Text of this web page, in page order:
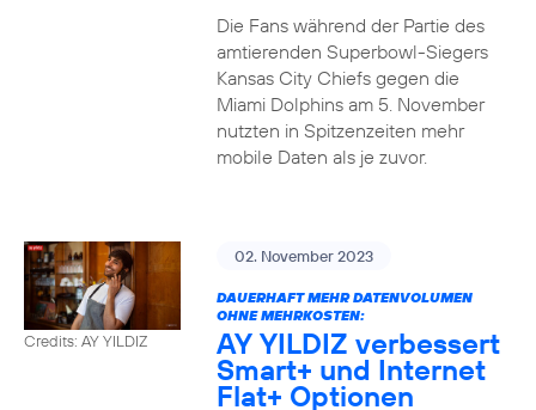
Die Fans während der Partie des
amtierenden Superbowl-Siegers
Kansas City Chiefs gegen die
Miami Dolphins am 5. November
nutzten in Spitzenzeiten mehr
mobile Daten als je zuvor.
Credits: AY YILDIZ
02. November 2023
DAUERHAFT MEHR DATENVOLUMEN
OHNE MEHRKOSTEN:
AY YILDIZ verbessert
Smart+ und Internet
Flat+ Optionen